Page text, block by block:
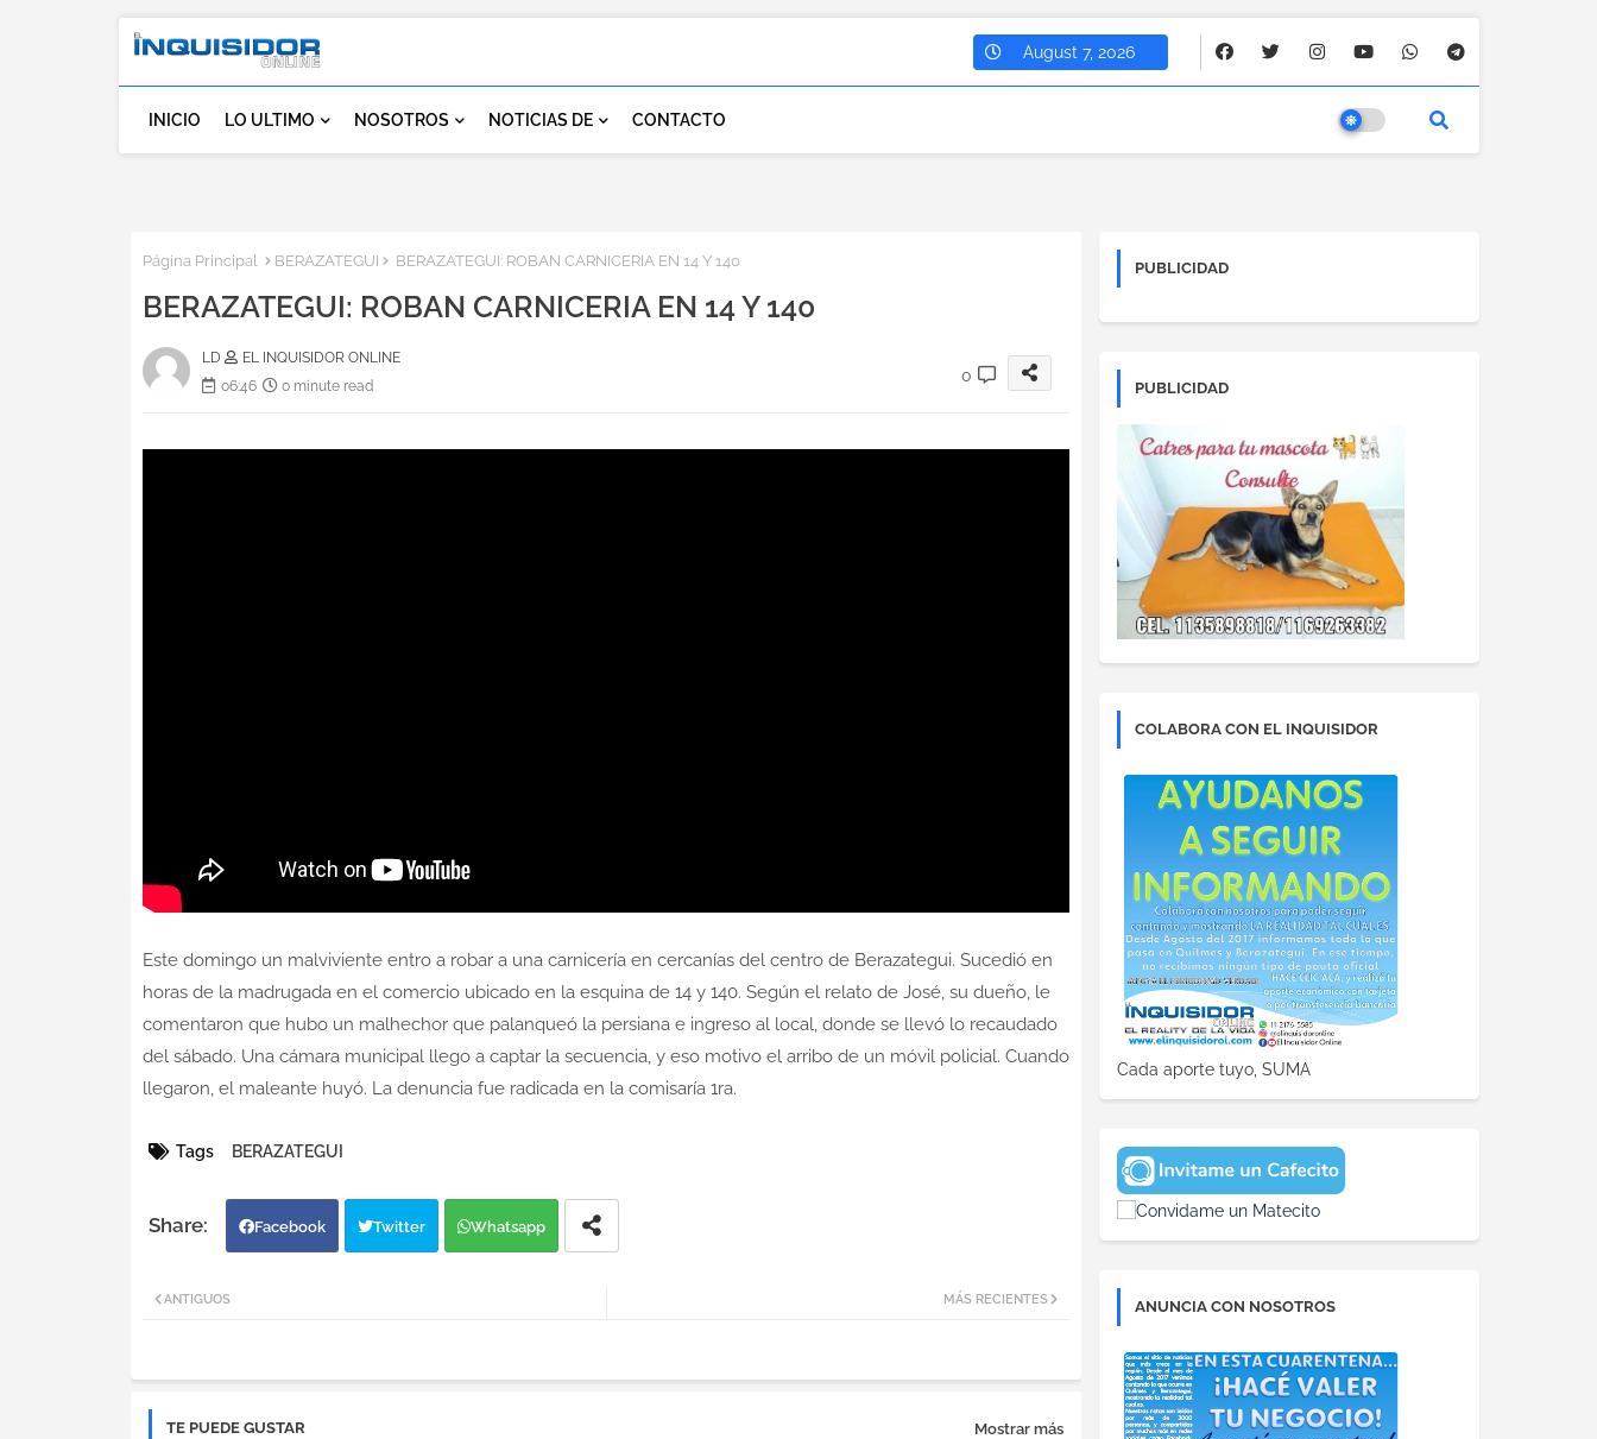
August 7, 2026
INICIO LO ULTIMO NOSOTROS NOTICIAS DE CONTACTO
Página Principal BERAZATEGUI BERAZATEGUI: ROBAN CARNICERIA EN 14 Y 140
BERAZATEGUI: ROBAN CARNICERIA EN 14 Y 140
LD
EL INQUISIDOR ONLINE
06:46
0 minute read
0
Este domingo un malviviente entro a robar a una carnicería en cercanías del centro de Berazategui. Sucedió en
horas de la madrugada en el comercio ubicado en la esquina de 14 y 140. Según el relato de José, su dueño, le
comentaron que hubo un malhechor que palanqueó la persiana e ingreso al local, donde se llevó lo recaudado
del sábado. Una cámara municipal llego a captar la secuencia, y eso motivo el arribo de un móvil policial. Cuando
llegaron, el maleante huyó. La denuncia fue radicada en la comisaría 1ra.
Tags BERAZATEGUI
Facebook Twitter Whatsapp
MÁS RECIENTES
ANTIGUOS
TE PUEDE GUSTAR Mostrar más
PUBLICIDAD
PUBLICIDAD
COLABORA CON EL INQUISIDOR
Cada aporte tuyo, SUMA
ANUNCIA CON NOSOTROS